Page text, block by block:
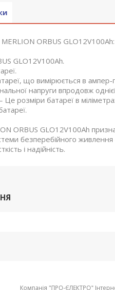
ORBUS GLO12V100Ah:
GLO12V100Ah.
що вимірюється в ампер-
напруги впродовж
розміри батареї в
ORBUS GLO12V100Ah
безперебійного живлення
і надійність.